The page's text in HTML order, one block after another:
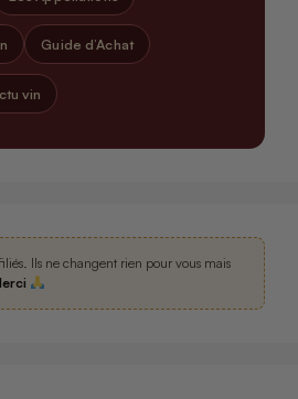
Guide d’Achat
vin
Ils ne changent rien pour vous mais